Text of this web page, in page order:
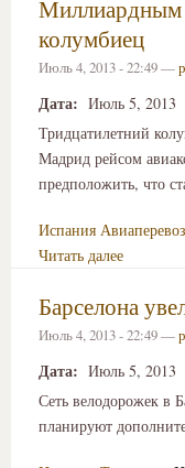
Миллиардным
колумбиец
Июль 4, 2013 - 22:49 —
Дата: Июль 5, 2013
Тридцатилетний
Мадрид рейсом
предположить, что
Испания
Читать далее
Барселона
Июль 4, 2013 - 22:49 —
Дата: Июль 5, 2013
Сеть велодорожек в
планируют